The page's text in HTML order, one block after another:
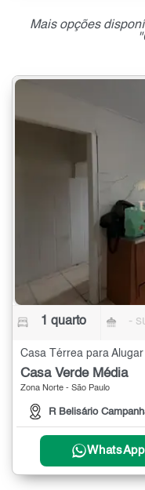
Mais opções
"
1 quarto -
Casa Verde Média
Zona Norte - São Paulo
R Belisário
WhatsApp